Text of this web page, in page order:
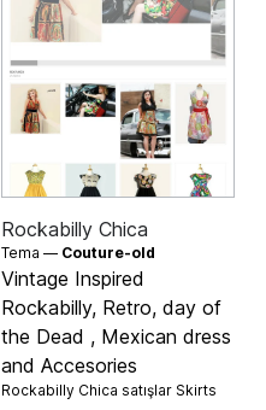
Rockabilly Chica
Tema — Couture-old
Vintage Inspired
Rockabilly, Retro, day of
the Dead , Mexican dress
and Accesories
Rockabilly Chica satışlar Skirts